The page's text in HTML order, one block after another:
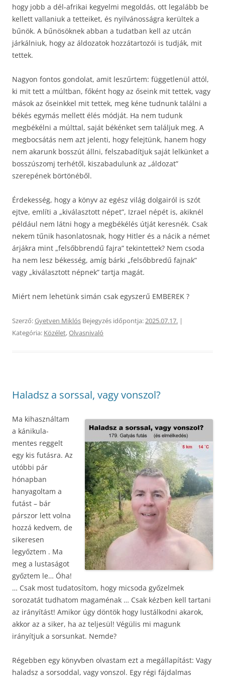
hogy jobb a dél-afrikai kegyelmi megoldás, ott legalább be
kellett vallaniuk a tetteiket, és nyilvánosságra kerültek a
bűnök. A bűnösöknek abban a tudatban kell az utcán
járkálniuk, hogy az áldozatok hozzátartozói is tudják, mit
tettek.
Nagyon fontos gondolat, amit leszűrtem: függetlenül attól,
ki mit tett a múltban, főként hogy az őseink mit tettek, vagy
mások az őseinkkel mit tettek, meg kéne tudnunk találni a
békés egymás mellett élés módját. Ha nem tudunk
megbékélni a múlttal, saját békénket sem találjuk meg. A
megbocsátás nem azt jelenti, hogy felejtünk, hanem hogy
nem akarunk bosszút állni, felszabadítjuk saját lelkünket a
bosszúszomj terhétől, kiszabadulunk az „áldozat”
szerepének börtönéből.
Érdekesség, hogy a könyv az egész világ dolgairól is szót
ejtve, említi a „kiválasztott népet”, Izrael népét is, akiknél
például nem látni hogy a megbékélés útját keresnék. Csak
nekem tűnik hasonlatosnak, hogy Hitler és a nácik a német
árjákra mint „felsőbbrendű fajra” tekintettek? Nem csoda
ha nem lesz békesség, amíg bárki „felsőbbredű fajnak”
vagy „kiválasztott népnek” tartja magát.
Miért nem lehetünk simán csak egyszerű EMBEREK ?
Szerző:Gyetven Miklós Bejegyzés időpontja:2025.07.17. |
Kategória: Közélet,Olvasnivaló
Haladsz a sorssal, vagy vonszol?
Ma kihasználtam
a kánikula-
mentes reggelt
egy kis futásra. Az
utóbbi pár
hónapban
hanyagoltam a
futást – bár
párszor lett volna
hozzá kedvem, de
sikeresen
legyőztem . Ma
meg a lustaságot
győztem le… Óha!
… Csak most tudatosítom, hogy micsoda győzelmek
sorozatát tudhatom magaménak … Csak kézben kell tartani
az irányítást! Amikor úgy döntök hogy lustálkodni akarok,
akkor az a siker, ha az teljesül! Végülis mi magunk
irányítjuk a sorsunkat. Nemde?
Régebben egy könyvben olvastam ezt a megállapítást: Vagy
haladsz a sorsoddal, vagy vonszol. Egy régi fájdalmas